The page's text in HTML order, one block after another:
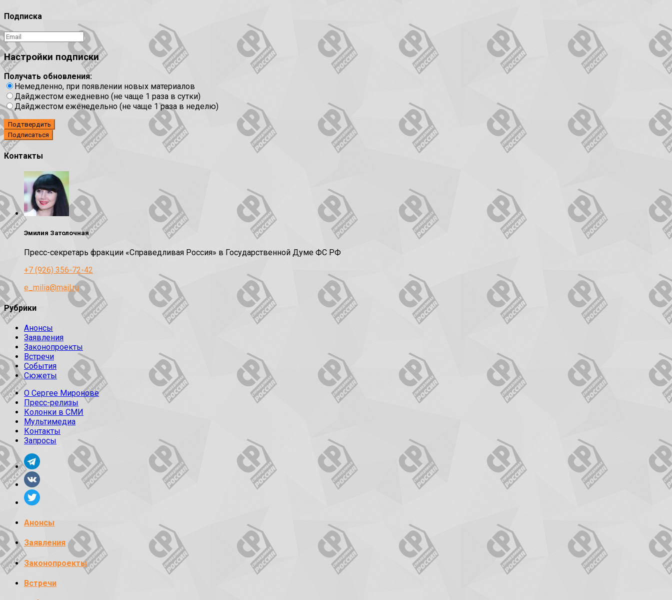
Подписка
Настройки подписки
Получать обновления:
Немедленно, при появлении новых материалов
Дайджестом ежедневно (не чаще 1 раза в сутки)
Дайджестом еженедельно (не чаще 1 раза в неделю)
Подтвердить
Контакты
Эмилия Затолочная
Пресс-секретарь фракции «Справедливая Россия» в Государственной Думе ФС РФ
+7 (926) 356-72-42
e_milia@mail.ru
Рубрики
Анонсы
Заявления
Законопроекты
Встречи
События
Сюжеты
О Сергее Миронове
Пресс-релизы
Колонки в СМИ
Мультимедиа
Контакты
Запросы
Анонсы
Заявления
Законопроекты
Встречи